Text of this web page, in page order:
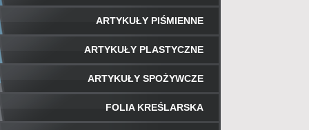
ARTYKUŁY PIŚMIENNE
ARTYKUŁY PLASTYCZNE
ARTYKUŁY SPOŻYWCZE
FOLIA KREŚLARSKA